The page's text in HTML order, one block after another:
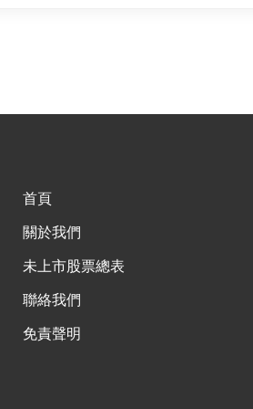
首頁
關於我們
未上市股票總表
聯絡我們
免責聲明